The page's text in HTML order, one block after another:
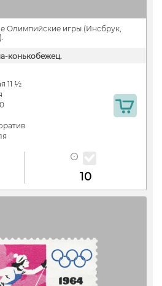
Олимпийские игры (Инсбрук,
конькобежец.
11 ½
10